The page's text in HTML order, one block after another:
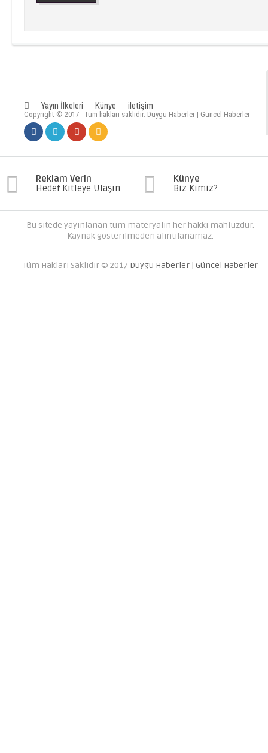
Yayın İlkeleri Künye iletişim
Copyright © 2017 - Tüm hakları saklıdır. Duygu Haberler | Güncel Haberler
Reklam Verin
Hedef Kitleye Ulaşın
Künye
Biz Kimiz?
Bu sitede yayınlanan tüm materyalin her hakkı mahfuzdur.
Kaynak gösterilmeden alıntılanamaz.
Tüm Hakları Saklıdır © 2017 Duygu Haberler | Güncel Haberler